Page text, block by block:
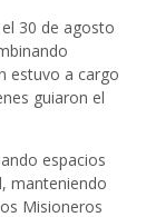
30 de agosto
estuvo a cargo
guiaron el
espacios
manteniendo
Misioneros